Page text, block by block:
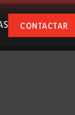
CONTACTAR